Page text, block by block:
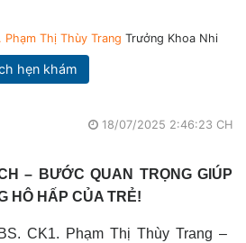
Phạm Thị Thùy TrangTrưởng Khoa Nhi
hẹn khám
18/07/2025 2:46:23 CH
– BƯỚC QUAN TRỌNG GIÚP
HÔ HẤP CỦA TRẺ!
CK1. Phạm Thị Thùy Trang –